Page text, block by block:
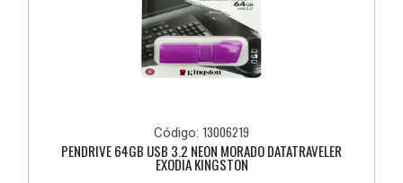
Código: 13006219
PENDRIVE 64GB USB 3.2 NEON MORADO DATATRAVELER
EXODIA KINGSTON